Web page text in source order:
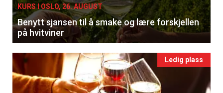
KURS I OSLO, 26. AUGUST
Benytt sjansen til å smake og lære forskjellen
på hvitviner
Ledig plass